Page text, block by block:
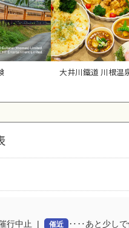
大井川鐵道 川根温
行中止 催近 ‥‥あと少しで